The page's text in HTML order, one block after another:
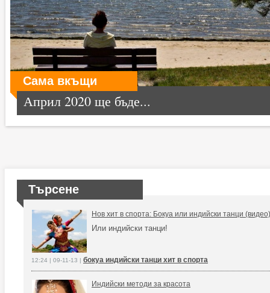
Сама вкъщи
Април 2020 ще бъде...
Търсене
Нов хит в спорта: Бокуа или индийски танци (видео)
Или индийски танци!
12:24 | 09-11-13 | бокуа индийски танци хит в спорта
Индийски методи за красота